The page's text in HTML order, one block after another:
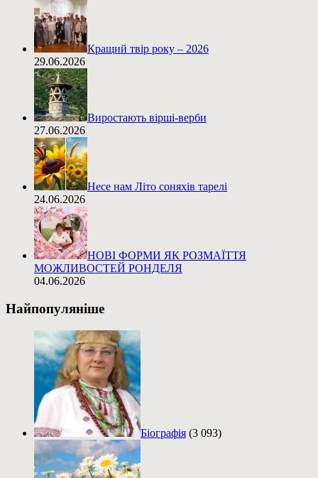
Кращий твір року – 2026
29.06.2026
Виростають вірші-верби
27.06.2026
Несе нам Літо соняхів тарелі
24.06.2026
НОВІ ФОРМИ ЯК РОЗМАЇТТЯ
МОЖЛИВОСТЕЙ РОНДЕЛЯ
04.06.2026
Найпопуляніше
Біографія (3 093)